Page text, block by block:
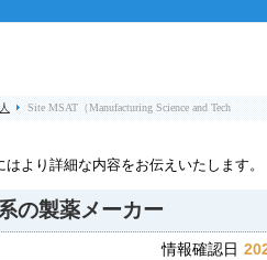
Site MSAT（Manufacturing Science and Tech
より詳細な内容をお伝えいたします。
の製薬メーカー
情報確認日